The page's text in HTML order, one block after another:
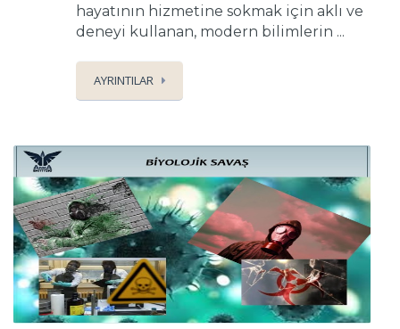
hayatının hizmetine sokmak için aklı ve
deneyi kullanan, modern bilimlerin ...
AYRINTILAR